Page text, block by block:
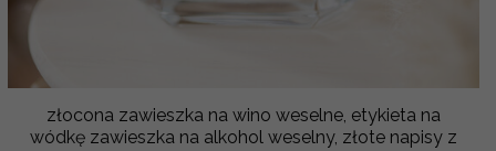
złocona zawieszka na wino weselne, etykieta na
wódkę zawieszka na alkohol weselny, złote napisy z